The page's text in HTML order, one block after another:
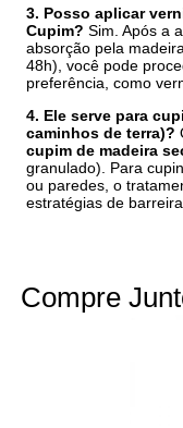
3. Posso aplicar
Cupim? Sim. Após a
absorção pela
48h), você pode
preferência, como
4. Ele serve para
caminhos de terra)?
cupim de madeira
granulado). Para
ou paredes, o
estratégias de
Compre